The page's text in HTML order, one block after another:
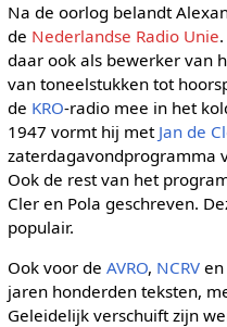
Na de oorlog belandt
de Nederlandse Radio Unie
daar ook als bewerker van
van toneelstukken tot
de KRO-radio mee in het
1947 vormt hij met Jan de
zaterdagavondprogramma
Ook de rest van het
Cler en Pola geschreven.
populair.
Ook voor de AVRO, NCRVen
jaren honderden teksten,
Geleidelijk verschuift zijn